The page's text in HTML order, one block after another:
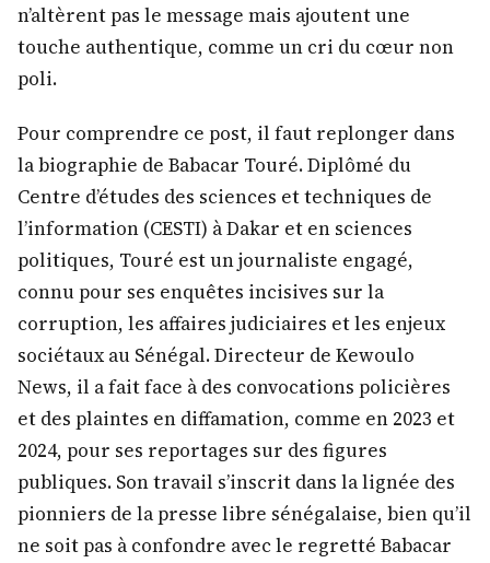
n’altèrent pas le message mais ajoutent une
touche authentique, comme un cri du cœur non
poli.
Pour comprendre ce post, il faut replonger dans
la biographie de Babacar Touré. Diplômé du
Centre d’études des sciences et techniques de
l’information (CESTI) à Dakar et en sciences
politiques, Touré est un journaliste engagé,
connu pour ses enquêtes incisives sur la
corruption, les affaires judiciaires et les enjeux
sociétaux au Sénégal. Directeur de Kewoulo
News, il a fait face à des convocations policières
et des plaintes en diffamation, comme en 2023 et
2024, pour ses reportages sur des figures
publiques. Son travail s’inscrit dans la lignée des
pionniers de la presse libre sénégalaise, bien qu’il
ne soit pas à confondre avec le regretté Babacar